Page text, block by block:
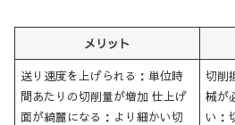
メリット
送り速度を上げられる：単位時
間あたりの切削量が増加 仕上げ
面が綺麗になる：より細かい切
切削
械が
い：